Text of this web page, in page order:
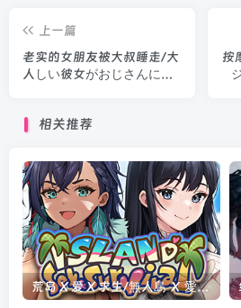
上一篇
老实的女朋友被大叔睡走/大
人しい彼女がおじさんに寝
按
相关推荐
荒岛 X 爱 X 求生/無人島 Ｘ 愛 Ｘ サバイバル v1.08|策略模拟|容量621MB|官方中文版